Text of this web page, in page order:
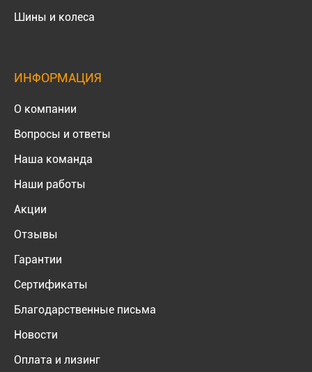
Шины и колеса
ИНФОРМАЦИЯ
О компании
Вопросы и ответы
Наша команда
Наши работы
Акции
Отзывы
Гарантии
Сертификаты
Благодарственные письма
Новости
Оплата и лизинг